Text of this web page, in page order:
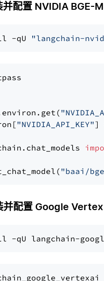
并配置 NVIDIA BGE-
-qU "langchain-
"NVIDIA_API_KEY"]
"baai/
并配置 Google